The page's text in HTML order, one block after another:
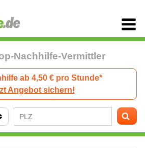
Nachhilfe-Vermittler
ab 4,50 € pro Stunde*
Angebot sichern!